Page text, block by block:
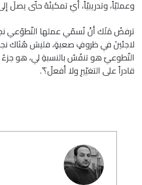
وعمليّاً، وتدريبيّاً، أيّ تمكينُهُ حتّى يصلَ
ترفضُ مَلَك أنْ تُسمّي عملها التّطوّعي
لاجئينَ في ظروفٍ صعبةٍ، فليسَ هُنَاك
التّطوعيّ هو تنفُسٌ بالنسبةِ لي، هو
قادراً على التغيّيرِ ولا أفعلُ؟”.